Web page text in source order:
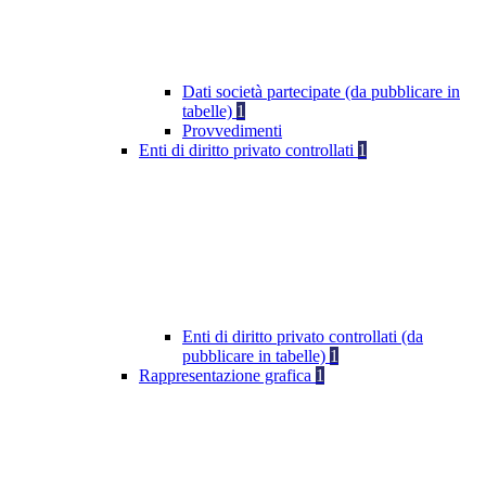
Dati società partecipate (da pubblicare in
tabelle) 1
Provvedimenti
Enti di diritto privato controllati 1
Enti di diritto privato controllati (da
pubblicare in tabelle) 1
Rappresentazione grafica 1